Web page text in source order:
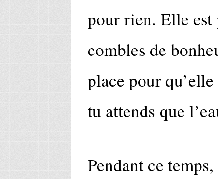
pour rien. Elle est
combles de
place pour
tu attends que
Pendant ce